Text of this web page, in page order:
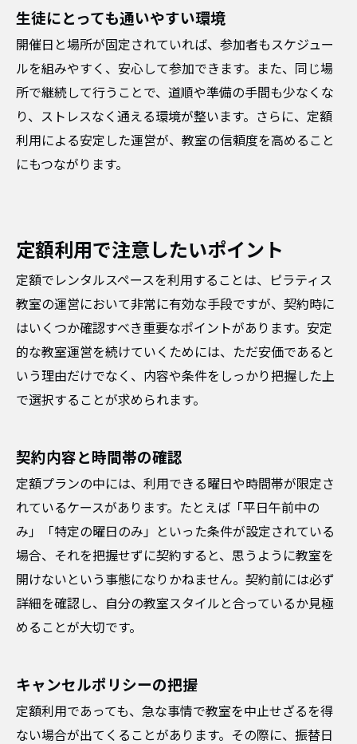
生徒にとっても通いやすい環境
開催日と場所が固定されていれば、参加者もスケジュー
ルを組みやすく、安心して参加できます。また、同じ場
所で継続して行うことで、道順や準備の手間も少なくな
り、ストレスなく通える環境が整います。さらに、定額
利用による安定した運営が、教室の信頼度を高めること
にもつながります。
定額利用で注意したいポイント
定額でレンタルスペースを利用することは、ピラティス
教室の運営において非常に有効な手段ですが、契約時に
はいくつか確認すべき重要なポイントがあります。安定
的な教室運営を続けていくためには、ただ安価であると
いう理由だけでなく、内容や条件をしっかり把握した上
で選択することが求められます。
契約内容と時間帯の確認
定額プランの中には、利用できる曜日や時間帯が限定さ
れているケースがあります。たとえば「平日午前中の
み」「特定の曜日のみ」といった条件が設定されている
場合、それを把握せずに契約すると、思うように教室を
開けないという事態になりかねません。契約前には必ず
詳細を確認し、自分の教室スタイルと合っているか見極
めることが大切です。
キャンセルポリシーの把握
定額利用であっても、急な事情で教室を中止せざるを得
ない場合が出てくることがあります。その際に、振替日